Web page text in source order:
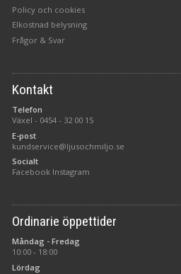
Policy och cookies
Elkostnad belysning
Frågor & Svar
Kontakt
Telefon
Växel - 0454 - 32 00 15
E-post
kundservice@ljusochmiljo.se
Socialt
Facebook Instagram
Ordinarie öppettider
Måndag - Fredag
10:00 - 18:00
Lördag